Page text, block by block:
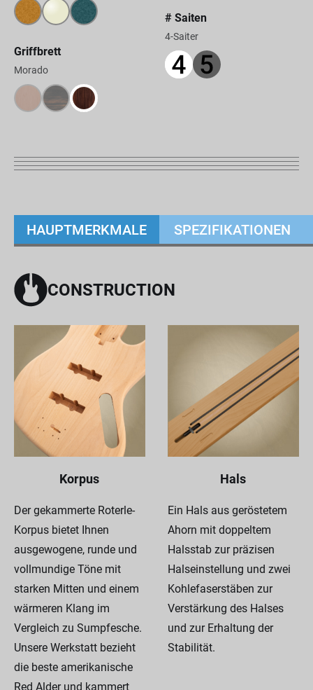
Griffbrett
Morado
# Saiten
4-Saiter
HAUPTMERKMALE SPEZIFIKATIONEN
CONSTRUCTION
Korpus
Der gekammerte Roterle-
Korpus bietet Ihnen
ausgewogene, runde und
vollmundige Töne mit
starken Mitten und einem
wärmeren Klang im
Vergleich zu Sumpfesche.
Unsere Werkstatt bezieht
die beste amerikanische
Red Alder und kammert
Hals
Ein Hals aus geröstetem
Ahorn mit doppeltem
Halsstab zur präzisen
Halseinstellung und zwei
Kohlefaserstäben zur
Verstärkung des Halses
und zur Erhaltung der
Stabilität.